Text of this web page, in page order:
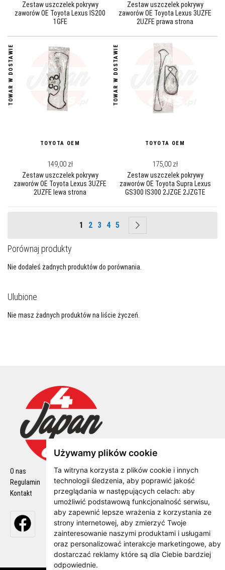
Używamy plików cookie
Ta witryna korzysta z plików cookie i innych
technologii śledzenia, aby poprawić jakość
przeglądania w następujących celach:aby
umożliwić podstawową funkcjonalność serwisu,
aby zapewnić lepsze wrażenia z korzystania ze
strony internetowej,aby zmierzyć Twoje
zainteresowanie naszymi produktami i usługami
oraz personalizować interakcje marketingowe,aby
dostarczać reklamy które są dla Ciebie bardziej
odpowiednie.
Zestaw uszczelek pokrywy
zaworów OE Toyota Lexus IS200
1GFE
Zestaw uszczelek pokrywy
zaworów OE Toyota Lexus 3UZFE
2UZFE prawa strona
TOWAR W DOSTAWIE
TOYOTA OEM
149,00 zł
Zestaw uszczelek pokrywy
zaworów OE Toyota Lexus 3UZFE
2UZFE lewa strona
TOWAR W DOSTAWIE
TOYOTA OEM
175,00 zł
Zestaw uszczelek pokrywy
zaworów OE Toyota Supra Lexus
GS300 IS300 2JZGE 2JZGTE
Strona
Aktualnie czytasz stronę
1 Strona
2 Strona
3 Strona
4 Strona
5
Porównaj produkty
Nie dodałeś żadnych produktów do porównania.
Ulubione
Nie masz żadnych produktów na liście życzeń.
O nas
Regulamin
Kontakt
Polityka Cookie
Polityka Prywatności
Wysyłka z zwroty